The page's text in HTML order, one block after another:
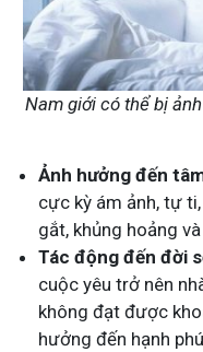
Nam giới có thể bị
Ảnh hưởng đến
cực kỳ ám ảnh, tự
gắt, khủng hoảng
Tác động đến đời
cuộc yêu trở nên
không đạt được
hưởng đến hạnh